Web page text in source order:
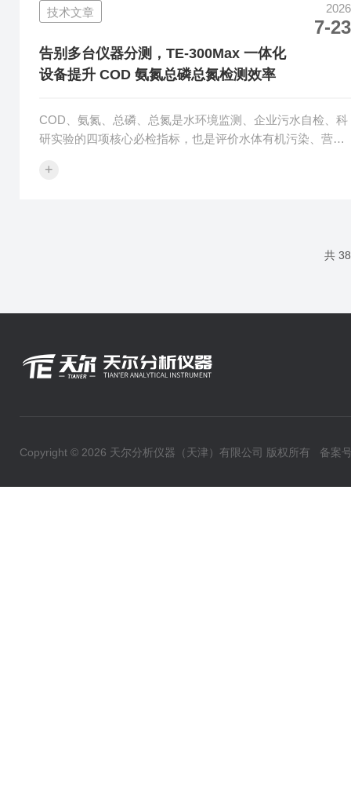
效、方案可定制的优势，成为第三方检测、污水处理、水
务、高校、化工等实验室升级优选设备。在全国各区域客户
对...
技术文章 2026
7-23
告别多台仪器分测，TE-300Max 一体化
设备提升 COD 氨氮总磷总氮检测效率
COD、氨氮、总磷、总氮是水环境监测、企业污水自检、科
研实验的四项核心必检指标，也是评价水体有机污染、营养
程繁琐、耗时较长，亟需一体化、操作简易的综合检测设
等全行业实验室检测场景。天尔全国各区域技术团队面向各
+
共
Copyright © 2026 天尔分析仪器（天津）有限公司 版权所有 备案